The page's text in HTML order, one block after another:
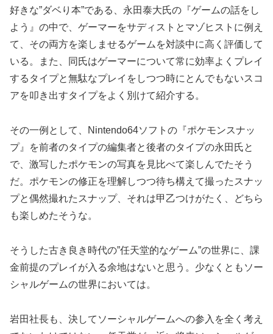
好きな”ダベり本”である、永田泰大氏の『ゲームの話をし
よう』の中で、ゲーマーをサディストとマゾヒストに例え
て、その両方を楽しませるゲームを対談中に高く評価して
いる。また、同氏はゲーマーについて常に効率よくプレイ
するタイプと無駄なプレイをしつつ時にとんでもないスコ
アを叩き出すタイプをよく別けて紹介する。
その一例として、Nintendo64ソフトの『ポケモンスナッ
プ』を前者のタイプの編集者と後者のタイプの永田氏と
で、激写したポケモンの写真を見比べて楽しんでたそう
だ。ポケモンの修正を理解しつつ待ち構えて撮ったスナッ
プと偶然撮れたスナップ、それは甲乙つけがたく、どちら
も楽しめたそうな。
そうした古き良き時代の”任天堂的なゲーム”の世界に、課
金前提のプレイが入る余地はないと思う。少なくともソー
シャルゲームの世界においては。
岩田社長も、決してソーシャルゲームへの参入を全く考え